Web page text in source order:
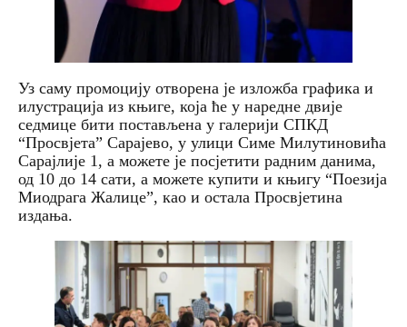
Уз саму промоцију отворена је изложба графика и
илустрација из књиге, која ће у наредне двије
седмице бити постављена у галерији СПКД
“Просвјета” Сарајево, у улици Симе Милутиновића
Сарајлије 1, а можете је посјетити радним данима,
од 10 до 14 сати, а можете купити и књигу “Поезија
Миодрага Жалице”, као и остала Просвјетина
издања.